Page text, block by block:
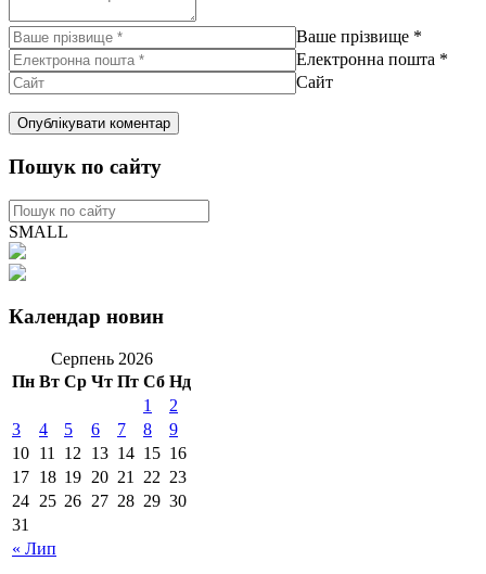
Ваше прізвище *
Електронна пошта *
Сайт
Пошук по сайту
SMALL
Календар новин
Серпень 2026
Пн Вт Ср Чт Пт Сб Нд
« Лип
1
2
3
4 5 6 7 8
9
10 11 12 13 14 15 16
17 18 19 20 21 22 23
24 25 26 27 28 29 30
31